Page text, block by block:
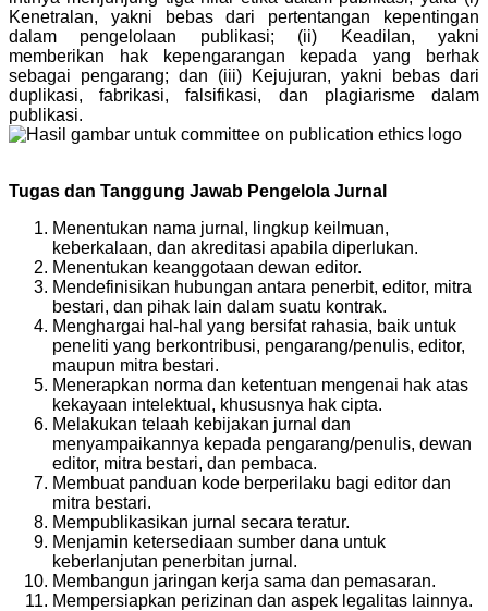
Kenetralan, yakni bebas dari pertentangan kepentingan
dalam pengelolaan publikasi; (ii) Keadilan, yakni
memberikan hak kepengarangan kepada yang berhak
sebagai pengarang; dan (iii) Kejujuran, yakni bebas dari
duplikasi, fabrikasi, falsifikasi, dan plagiarisme dalam
publikasi.
Tugas dan Tanggung Jawab Pengelola Jurnal
Menentukan nama jurnal, lingkup keilmuan,
keberkalaan, dan akreditasi apabila diperlukan.
Menentukan keanggotaan dewan editor.
Mendefinisikan hubungan antara penerbit, editor, mitra
bestari, dan pihak lain dalam suatu kontrak.
Menghargai hal-hal yang bersifat rahasia, baik untuk
peneliti yang berkontribusi, pengarang/penulis, editor,
maupun mitra bestari.
Menerapkan norma dan ketentuan mengenai hak atas
kekayaan intelektual, khususnya hak cipta.
Melakukan telaah kebijakan jurnal dan
menyampaikannya kepada pengarang/penulis, dewan
editor, mitra bestari, dan pembaca.
Membuat panduan kode berperilaku bagi editor dan
mitra bestari.
Mempublikasikan jurnal secara teratur.
Menjamin ketersediaan sumber dana untuk
keberlanjutan penerbitan jurnal.
Membangun jaringan kerja sama dan pemasaran.
Mempersiapkan perizinan dan aspek legalitas lainnya.